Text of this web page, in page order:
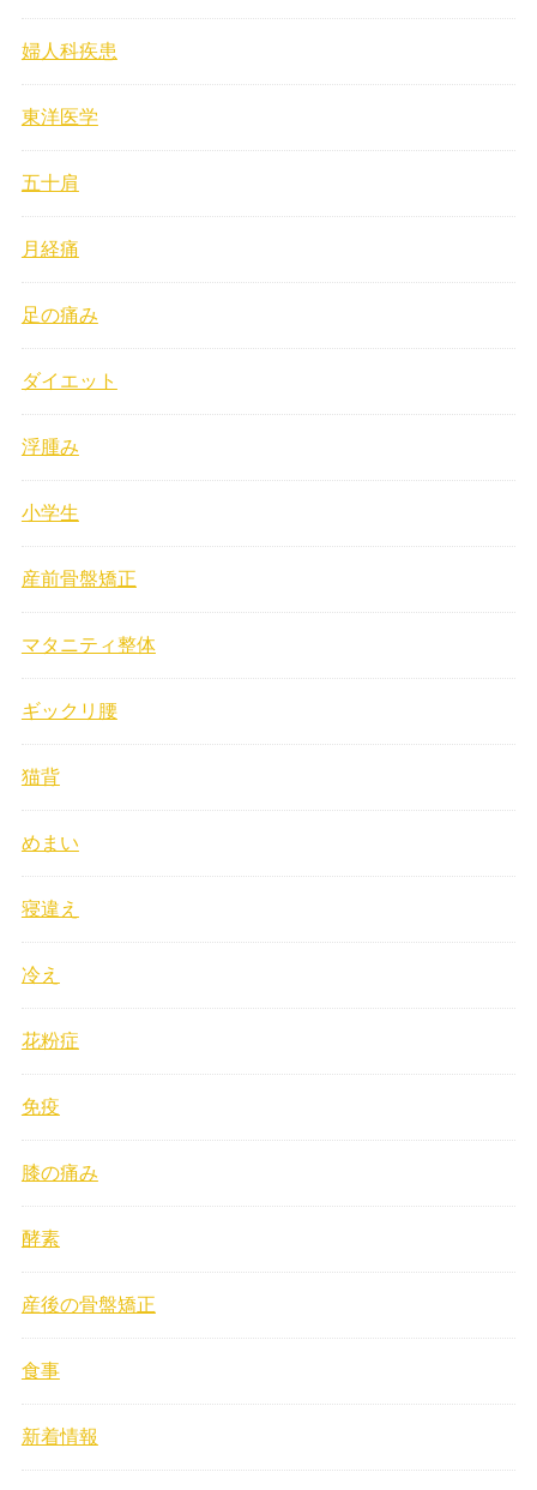
婦人科疾患
東洋医学
五十肩
月経痛
足の痛み
ダイエット
浮腫み
小学生
産前骨盤矯正
マタニティ整体
ギックリ腰
猫背
めまい
寝違え
冷え
花粉症
免疫
膝の痛み
酵素
産後の骨盤矯正
食事
新着情報